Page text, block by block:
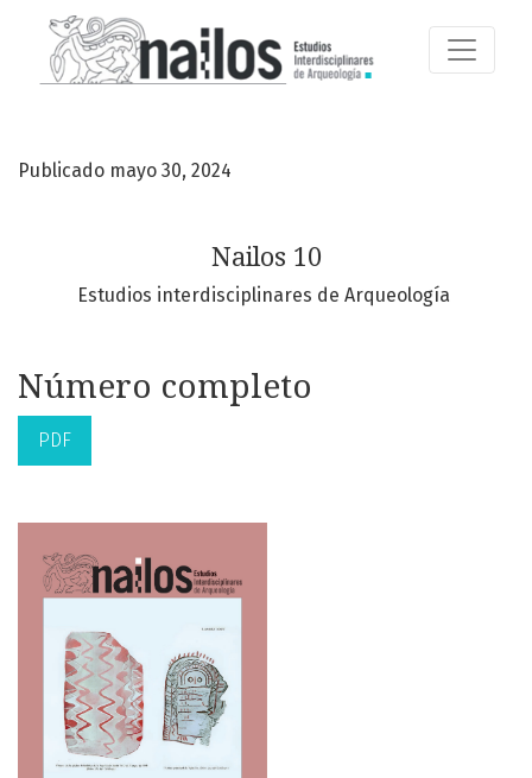
Nailos 10
Publicado mayo 30, 2024
Nailos 10
Estudios interdisciplinares de Arqueología
Número completo
PDF